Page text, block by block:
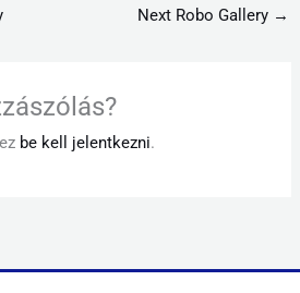
Next Robo Gallery →
be kell jelentkezni.